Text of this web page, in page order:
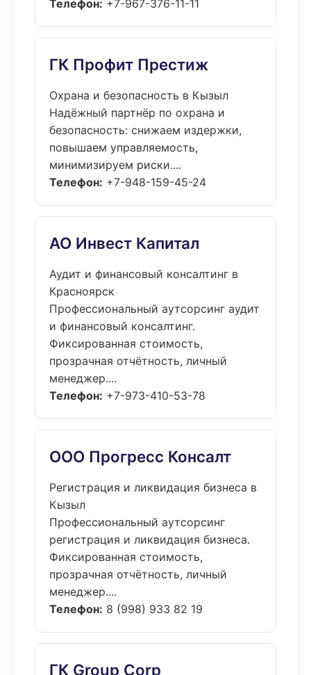
Телефон: +7-967-376-11-11
ГК Профит Престиж
Охрана и безопасность в Кызыл
Надёжный партнёр по охрана и
безопасность: снижаем издержки,
повышаем управляемость,
минимизируем риски....
Телефон: +7-948-159-45-24
АО Инвест Капитал
Аудит и финансовый консалтинг в
Красноярск
Профессиональный аутсорсинг аудит
и финансовый консалтинг.
Фиксированная стоимость,
прозрачная отчётность, личный
менеджер....
Телефон: +7-973-410-53-78
ООО Прогресс Консалт
Регистрация и ликвидация бизнеса в
Кызыл
Профессиональный аутсорсинг
регистрация и ликвидация бизнеса.
Фиксированная стоимость,
прозрачная отчётность, личный
менеджер....
Телефон: 8 (998) 933 82 19
ГК Group Corp